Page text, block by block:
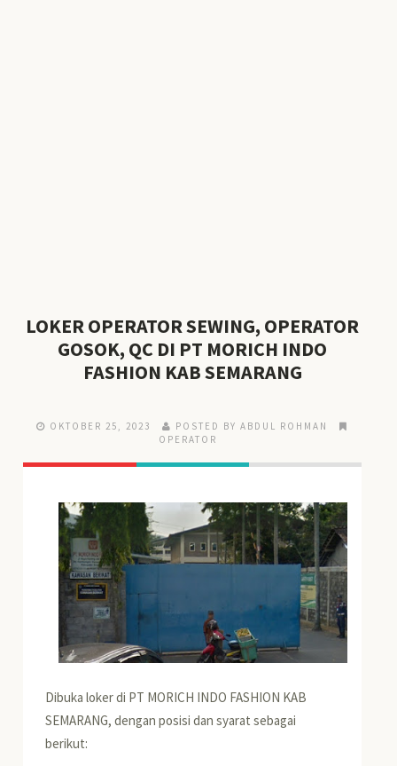
LOKER OPERATOR SEWING, OPERATOR
GOSOK, QC DI PT MORICH INDO
FASHION KAB SEMARANG
OKTOBER 25, 2023
POSTED BY ABDUL ROHMAN
OPERATOR
Dibuka loker di PT MORICH INDO FASHION KAB
SEMARANG, dengan posisi dan syarat sebagai
berikut: